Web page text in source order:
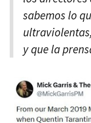
sabemos lo
y que la